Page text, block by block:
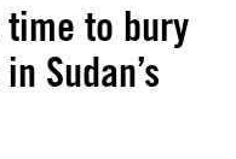
time to bury
Sudan’s